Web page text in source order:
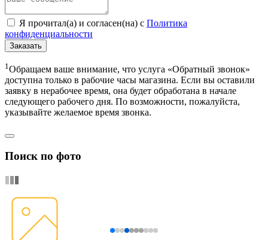
Я прочитал(а) и согласен(на) с Политика
конфиденциальности
Заказать
1 Обращаем ваше внимание, что услуга «Обратный звонок»
доступна только в рабочие часы магазина. Если вы оставили
заявку в нерабочее время, она будет обработана в начале
следующего рабочего дня. По возможности, пожалуйста,
указывайте желаемое время звонка.
Поиск по фото